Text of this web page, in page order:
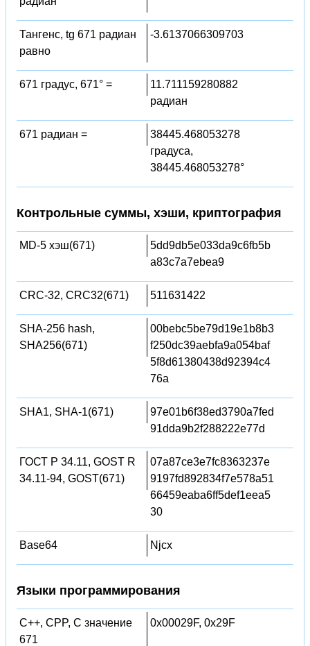
Тангенс, tg 671 радиан
равно
-3.6137066309703
671 градус, 671° =
11.711159280882
радиан
671 радиан =
38445.468053278
градуса,
38445.468053278°
Контрольные суммы, хэши, криптография
MD-5 хэш(671)
5dd9db5e033da9c6fb5b
a83c7a7ebea9
CRC-32, CRC32(671) 511631422
SHA-256 hash,
SHA256(671)
00bebc5be79d19e1b8b3
f250dc39aebfa9a054baf
5f8d61380438d92394c4
76a
SHA1, SHA-1(671)
97e01b6f38ed3790a7fed
91dda9b2f288222e77d
ГОСТ Р 34.11, GOST R
34.11-94, GOST(671)
07a87ce3e7fc8363237e
9197fd892834f7e578a51
66459eaba6ff5def1eea5
30
Base64 Njcx
Языки программирования
C++, CPP, C значение
671
0x00029F, 0x29F